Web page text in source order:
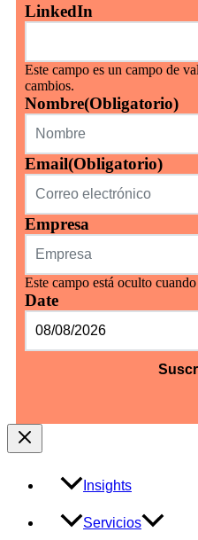
LinkedIn
Este campo es un campo de
cambios.
Nombre(Obligatorio)
Email(Obligatorio)
Empresa
Este campo está oculto
Date
Insights
Servicios